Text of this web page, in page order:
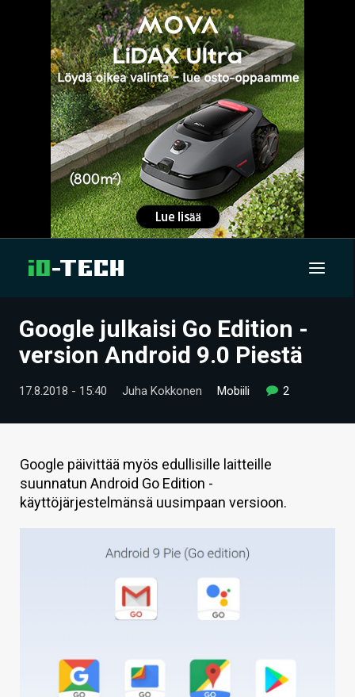
UUTISET
TIETOA
HINTA.FI
Google julkaisi Go Edition -
version Android 9.0 Piestä
17.8.2018 - 15:40 Juha Kokkonen Mobiili 2
Google päivittää myös edullisille laitteille
suunnatun Android Go Edition -
käyttöjärjestelmänsä uusimpaan versioon.